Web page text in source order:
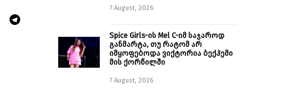
7 August, 2026
Spice Girls-ის Mel C-იმ საჯაროდ
განმარტა, თუ რატომ არ
იმყოფებოდა ვიქტორია ბექჰემი
მის ქორწილში
7 August, 2026